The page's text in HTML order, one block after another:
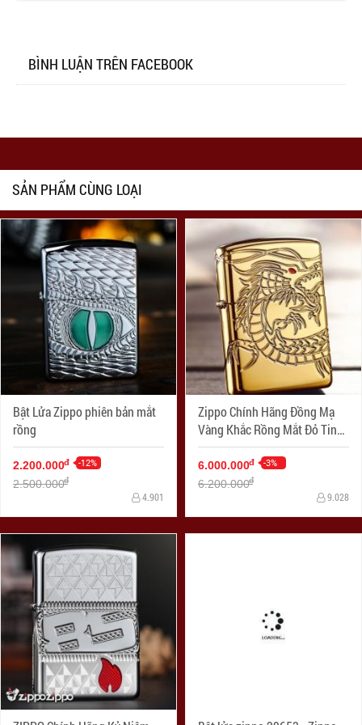
BÌNH LUẬN TRÊN FACEBOOK
SẢN PHẨM CÙNG LOẠI
Bật Lửa Zippo phiên bản mắt
rồng
2.200.000đ -12%
2.500.000đ
4.901
Zippo Chính Hãng Đồng Mạ
Vàng Khắc Rồng Mắt Đỏ Tinh
Xảo Vỏ Dày Armor
6.000.000đ -3%
6.200.000đ
9.028